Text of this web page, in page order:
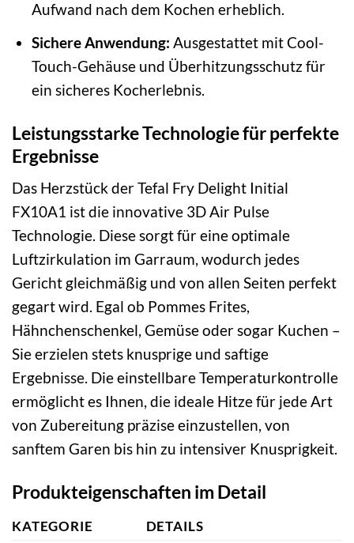
Aufwand nach dem Kochen erheblich.
Sichere Anwendung: Ausgestattet mit Cool-
Touch-Gehäuse und Überhitzungsschutz für
ein sicheres Kocherlebnis.
Leistungsstarke Technologie für perfekte
Ergebnisse
Das Herzstück der Tefal Fry Delight Initial
FX10A1 ist die innovative 3D Air Pulse
Technologie. Diese sorgt für eine optimale
Luftzirkulation im Garraum, wodurch jedes
Gericht gleichmäßig und von allen Seiten perfekt
gegart wird. Egal ob Pommes Frites,
Hähnchenschenkel, Gemüse oder sogar Kuchen –
Sie erzielen stets knusprige und saftige
Ergebnisse. Die einstellbare Temperaturkontrolle
ermöglicht es Ihnen, die ideale Hitze für jede Art
von Zubereitung präzise einzustellen, von
sanftem Garen bis hin zu intensiver Knusprigkeit.
Produkteigenschaften im Detail
KATEGORIE DETAILS